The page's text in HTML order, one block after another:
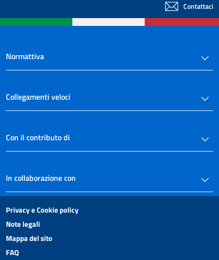
Contattaci
Normattiva
Collegamenti veloci
Con il contributo di
In collaborazione con
Privacy e Cookie policy
Note legali
Mappa del sito
FAQ